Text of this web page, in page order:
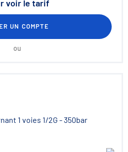
voir le tarif
UN COMPTE
ou